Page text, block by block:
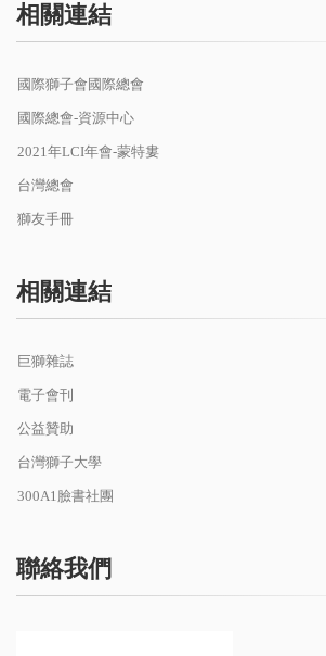
相關連結
國際獅子會國際總會
國際總會-資源中心
2021年LCI年會-蒙特婁
台灣總會
獅友手冊
相關連結
巨獅雜誌
電子會刊
公益贊助
台灣獅子大學
300A1臉書社團
聯絡我們